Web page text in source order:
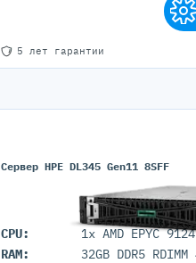
5 лет гарантии
Сервер HPE DL345 Gen11 8SFF
CPU:
RAM:
32GB DDR5 RDIMM